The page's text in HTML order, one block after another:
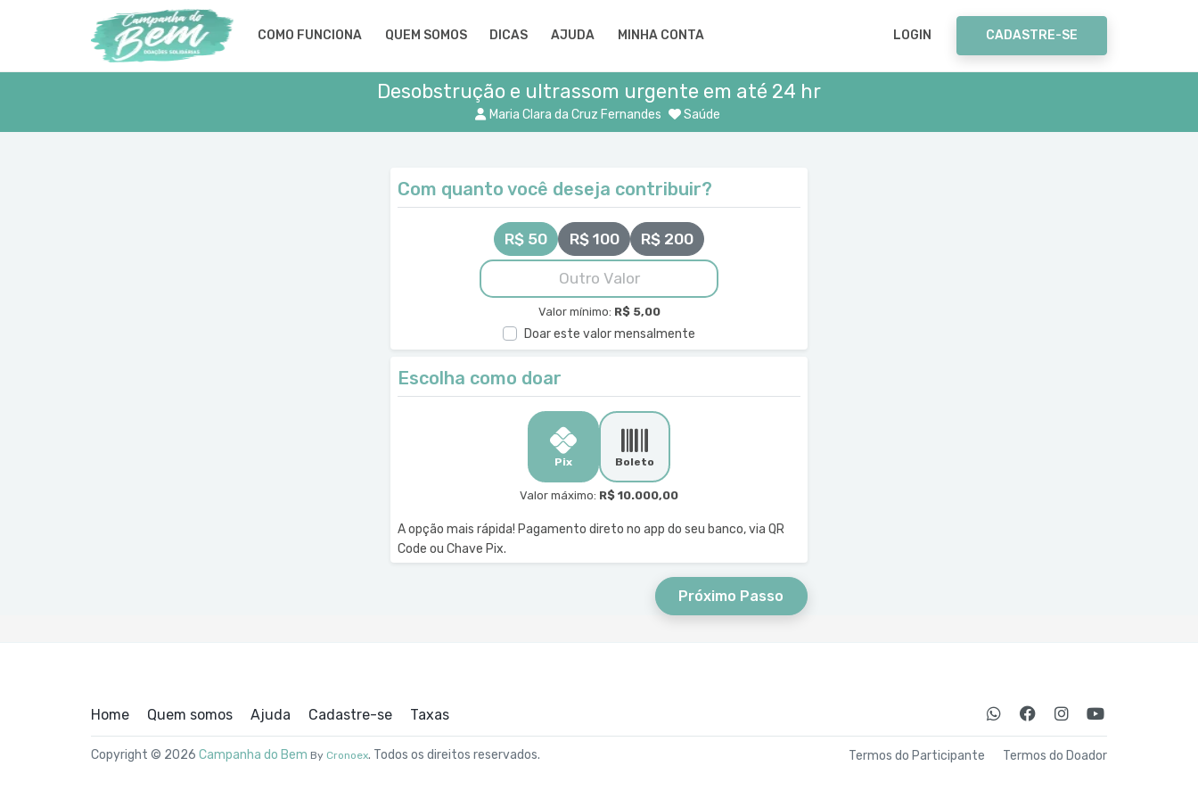
COMO FUNCIONA QUEM SOMOS DICAS AJUDA MINHA CONTA LOGIN CADASTRE-SE
Desobstrução e ultrassom urgente em até 24 hr
Maria Clara da Cruz Fernandes Saúde
Com quanto você deseja contribuir?
R$ 50 R$ 100 R$ 200
Valor mínimo: R$ 5,00
Doar este valor mensalmente
Escolha como doar
Pix Boleto
Valor máximo: R$ 10.000,00
A opção mais rápida! Pagamento direto no app do seu banco, via QR
Code ou Chave Pix.
Próximo Passo
Home Quem somos Ajuda Cadastre-se Taxas
Copyright © 2026 Campanha do Bem By Cronoex. Todos os direitos reservados. Termos do Participante Termos do Doador